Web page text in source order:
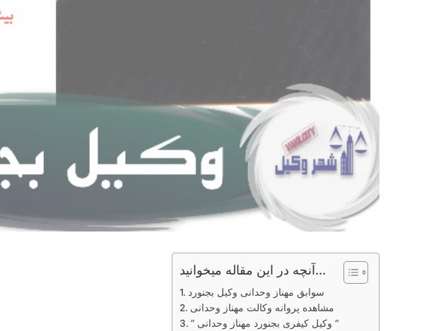
آنچه در این مقاله میخوانید...
سوابق مهناز وحدانی وکیل بجنورد
مشاهده پروانه وکالت مهناز وحدانی
” وکیل کیفری بجنورد مهناز وحدانی “